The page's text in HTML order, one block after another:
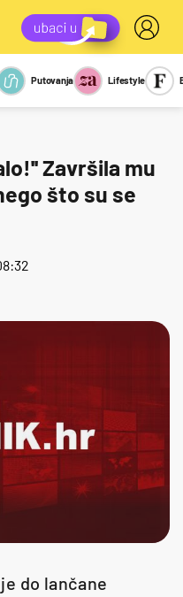
Kviz
Report
Putovanja Lifestyle
Završila mu
što su se
do lančane